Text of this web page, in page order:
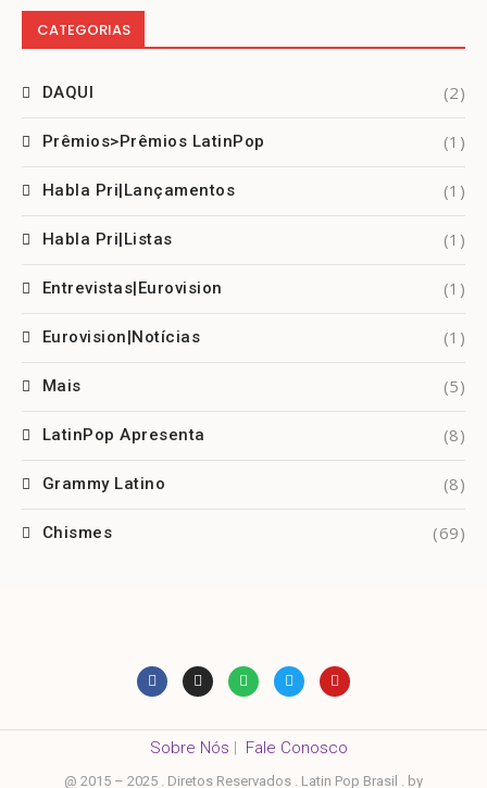
CATEGORIAS
DAQUI (2)
Prêmios>Prêmios LatinPop (1)
Habla Pri|Lançamentos (1)
Habla Pri|Listas (1)
Entrevistas|Eurovision (1)
Eurovision|Notícias (1)
Mais (5)
LatinPop Apresenta (8)
Grammy Latino (8)
Chismes (69)
Sobre Nós | Fale Conosco
@ 2015 – 2025 . Diretos Reservados . Latin Pop Brasil . by